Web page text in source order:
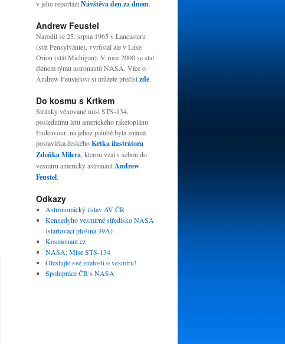
v jeho reportáži Návštěva den za dnem.
Andrew Feustel
Narodil se 25. srpna 1965 v Lancasteru
(stát Pensylvánie), vyrůstal ale v Lake
Orion (stát Michigan). V roce 2000 se stal
členem týmu astronautů NASA. Více o
Andrew Feustelovi si můžete přečístzde.
Do kosmu s Krtkem
Stránky věnované misi STS-134,
poslednímu letu amerického raketoplánu
Endeavour, na jehož palubě byla známá
postavička českéhoKrtka ilustrátora
Zdeňka Milera , kterou vzal s sebou do
vesmíru americký astronautAndrew
Feustel.
Odkazy
Astronomický ústav AV ČR
Kennedyho vesmírné středisko NASA
(startovací plošina 39A)
Kosmonaut.cz
NASA: Mise STS-134
Otestujte své znalosti o vesmíru!
Spolupráce ČR s NASA